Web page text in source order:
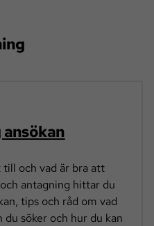
till och vad är bra att
antagning hittar du
tips och råd om vad
du söker och hur du kan